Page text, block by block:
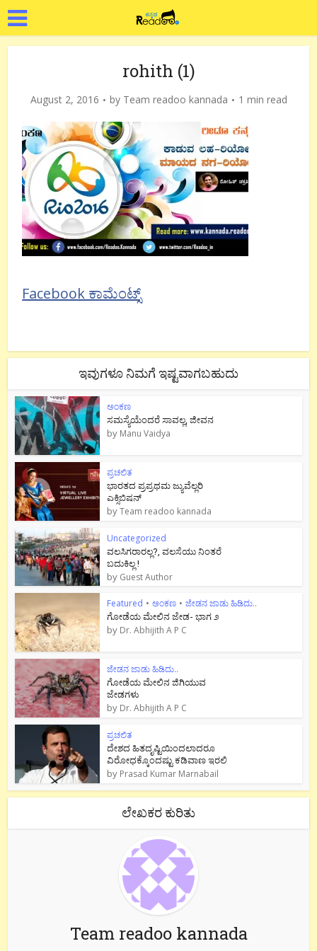
rohith (1)
August 2, 2016 by Team readoo kannada 1 min read
Facebook ಕಾಮೆಂಟ್ಸ್
ಇವುಗಳೂ ನಿಮಗೆ ಇಷ್ಟವಾಗಬಹುದು
ಅಂಕಣ
ಸಮಸ್ಯೆಯೆಂದರೆ ಸಾವಲ್ಲ, ಜೀವನ
by Manu Vaidya
ಪ್ರಚಲಿತ
ಭಾರತದ ಪ್ರಪ್ರಥಮ ಜ್ಯುವೆಲ್ಲರಿ
ಎಕ್ಸಿಬಿಷನ್
byTeam readoo kannada
Uncategorized
ವಲಸಿಗರಾರಲ್ಲ?, ವಲಸೆಯು ನಿಂತರೆ
ಬದುಕಿಲ್ಲ !
by Guest Author
Featured • ಅಂಕಣ • ಜೇಡನ ಜಾಡು ಹಿಡಿದು..
ಗೋಡೆಯ ಮೇಲಿನ ಜೇಡ- ಭಾಗ ೨
by Dr. Abhijith A P C
ಜೇಡನ ಜಾಡು ಹಿಡಿದು..
ಗೋಡೆಯ ಮೇಲಿನ ಜಿಗಿಯುವ
ಜೇಡಗಳು
by Dr. Abhijith A P C
ಪ್ರಚಲಿತ
ದೇಶದ ಹಿತದೃಷ್ಟಿಯಿಂದಲಾದರೂ
ವಿರೋಧಕ್ಕೊಂದಷ್ಟು ಕಡಿವಾಣ ಇರಲಿ
by Prasad Kumar Marnabail
ಲೇಖಕರ ಕುರಿತು
Team readoo kannada